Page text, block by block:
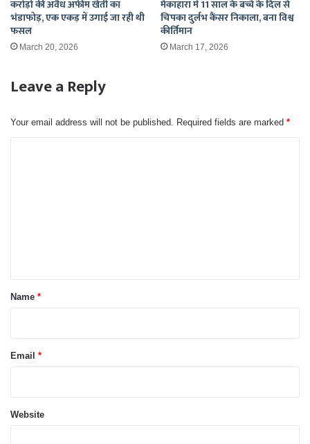
करोड़ों की अवैध अफीम खेती का
भंडाफोड़, एक एकड़ में उगाई जा रही थी
फसल
March 20, 2026
मेकाहारा में 11 साल के बच्चे के दिल से
चिपका दुर्लभ कैंसर निकाला, बना विश्व
कीर्तिमान
March 17, 2026
Leave a Reply
Your email address will not be published. Required fields are marked *
*Name *
Email *
Website